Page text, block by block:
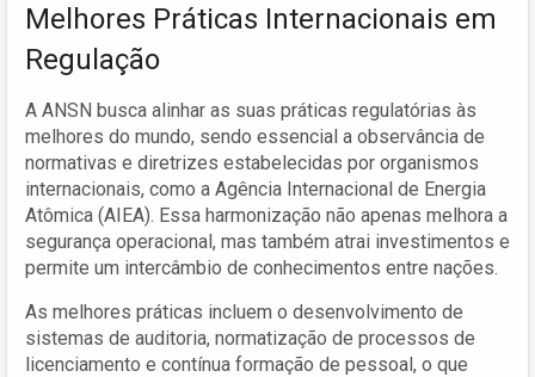
Melhores Práticas Internacionais em
Regulação
A ANSN busca alinhar as suas práticas regulatórias às
melhores do mundo, sendo essencial a observância de
normativas e diretrizes estabelecidas por organismos
internacionais, como a Agência Internacional de Energia
Atômica (AIEA). Essa harmonização não apenas melhora a
segurança operacional, mas também atrai investimentos e
permite um intercâmbio de conhecimentos entre nações.
As melhores práticas incluem o desenvolvimento de
sistemas de auditoria, normatização de processos de
licenciamento e contínua formação de pessoal, o que